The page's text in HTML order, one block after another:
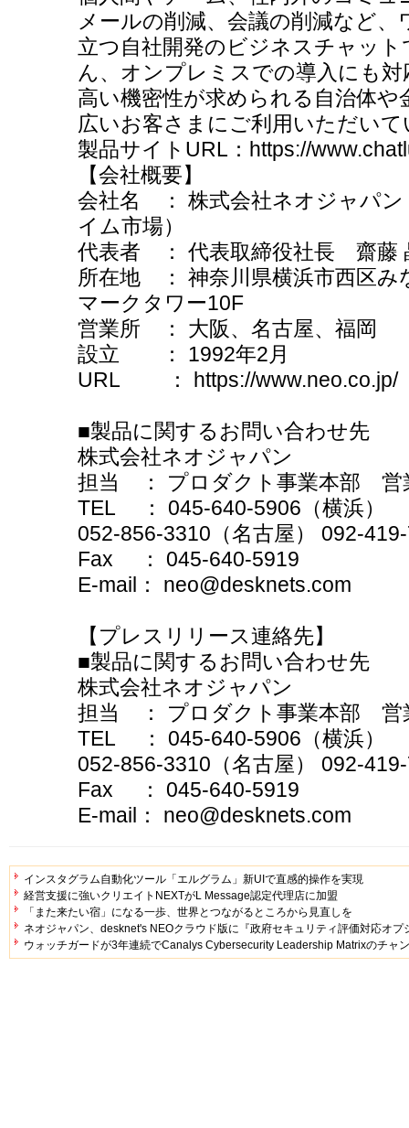
メールの削減、会議の削減など
立つ自社開発のビジネスチャッ
ん、オンプレミスでの導入にも
高い機密性が求められる自治体や
広いお客さまにご利用いただい
製品サイトURL：https://
【会社概要】
会社名 ： 株式会社ネオジャパン
イム市場）
代表者 ： 代表取締役社長 齋藤
所在地 ： 神奈川県横浜市西区み
マークタワー10F
営業所 ： 大阪、名古屋、福岡
設立 ： 1992年2月
URL ： https://www.neo.co.jp/
■製品に関するお問い合わせ先
株式会社ネオジャパン
担当 ： プロダクト事業本部 営
TEL ： 045-640-5906（横浜
052-856-3310（名古屋） 092-
Fax ： 045-640-5919
E-mail： neo@desknets.com
【プレスリリース連絡先】
■製品に関するお問い合わせ先
株式会社ネオジャパン
担当 ： プロダクト事業本部 営
TEL ： 045-640-5906（横浜
052-856-3310（名古屋） 092-
Fax ： 045-640-5919
E-mail： neo@desknets.com
インスタグラム自動化ツール「エルグラム」新UIで直感的操作を実現
経営支援に強いクリエイトNEXTがL Message認定代理店に加盟
「また来たい宿」になる一歩、世界とつながるところから見直しを
ネオジャパン、desknet's NEOクラウド版に『政府セキュリティ評価対応オプ
ウォッチガードが3年連続でCanalys Cybersecurity Leadership Matrixのチ